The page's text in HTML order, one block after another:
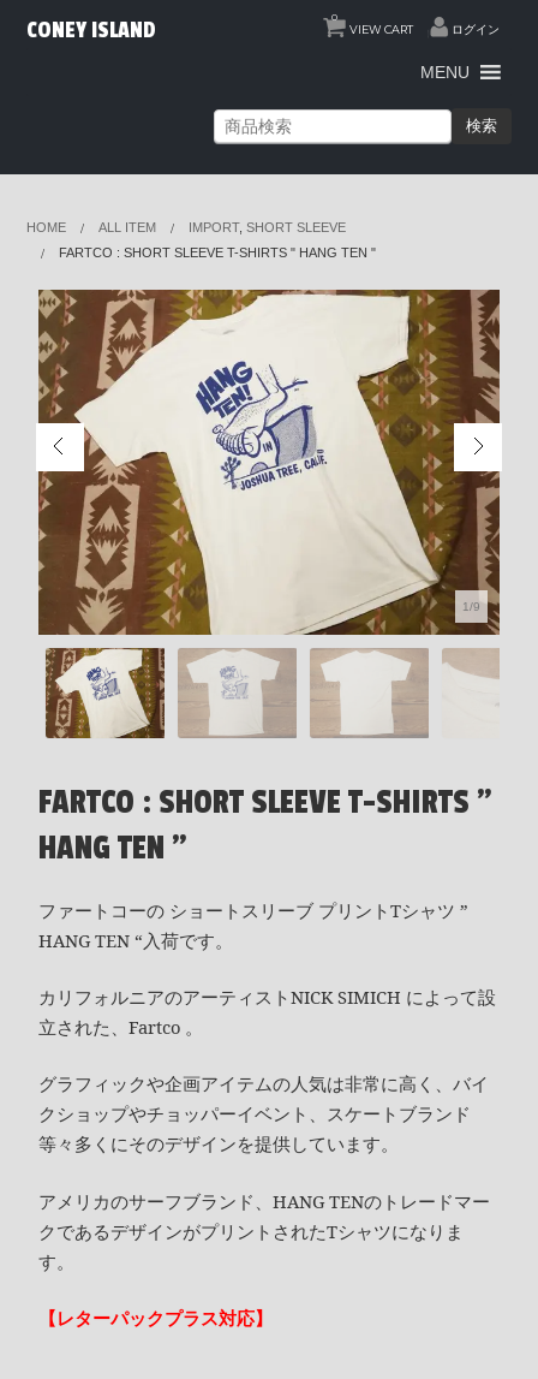
VIEW CART
0
ログイン
CONEY ISLAND
MENU
検索
HOME ALL ITEM IMPORT,SHORT SLEEVE
FARTCO : SHORT SLEEVE T-SHIRTS " HANG TEN "
1/9
FARTCO : SHORT SLEEVE T-SHIRTS "
HANG TEN "
ファートコーの ショートスリーブ プリントTシャツ ”
HANG TEN “入荷です。
カリフォルニアのアーティストNICK SIMICH によって設
立された、Fartco 。
グラフィックや企画アイテムの人気は非常に高く、バイ
クショップやチョッパーイベント、スケートブランド
等々多くにそのデザインを提供しています。
アメリカのサーフブランド、HANG TENのトレードマー
クであるデザインがプリントされたTシャツになりま
す。
【レターパックプラス対応】